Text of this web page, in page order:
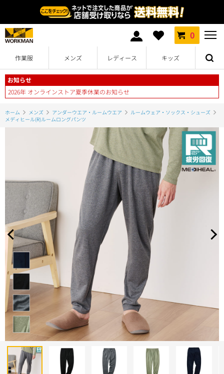
0
作業服 メンズ レディース キッズ
お知らせ
2026年 オンラインストア夏季休業のお知らせ
ホーム メンズ アンダーウエア・ルームウエア
ルームウェア・ソックス・シューズ
メディヒール(R)ルームロングパンツ